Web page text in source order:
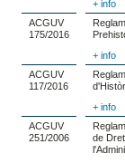
+ info
ACGUV
175/2016
+ info
ACGUV
117/2016
+ info
ACGUV
251/2006
de